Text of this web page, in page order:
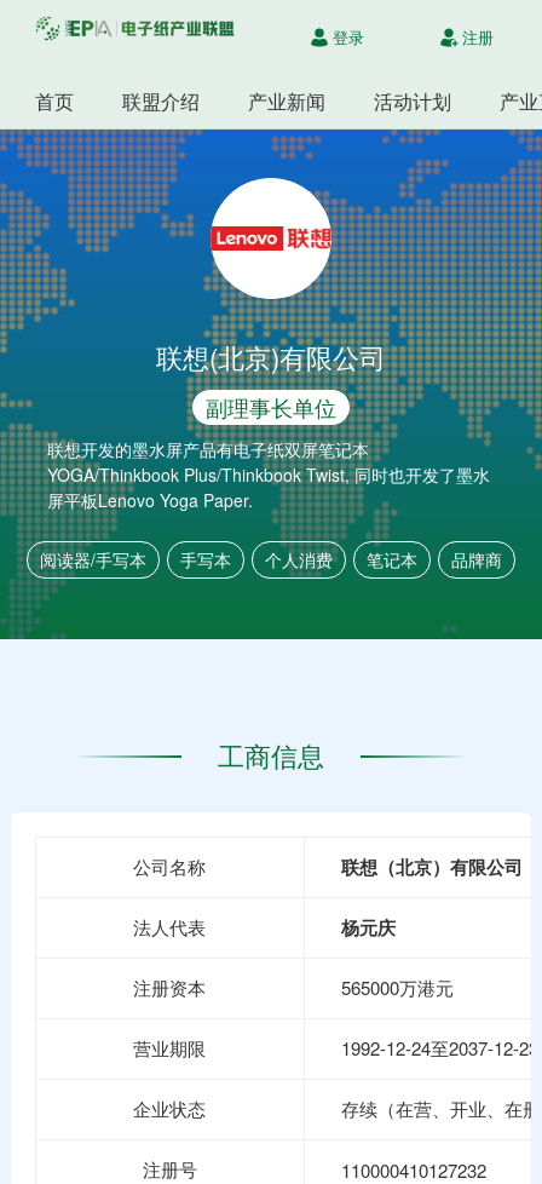
登录 注册
首页 联盟介绍 产业新闻 活动计划 产
联想(北京)有限公司
副理事长单位
联想开发的墨水屏产品有电子纸双屏笔记本
YOGA/Thinkbook Plus/Thinkbook Twist, 同时也开发了墨水
屏平板Lenovo Yoga Paper.
阅读器/手写本 手写本 个人消费 笔记本 品牌商
工商信息
公司名称 联想（北京）有限公司
法人代表 杨元庆
注册资本 565000万港元
营业期限 1992-12-24至2037-12-23
企业状态 存续（在营、开业、在
注册号 110000410127232